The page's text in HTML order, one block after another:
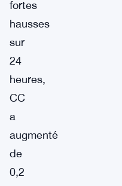
fortes
hausses
sur
24
heures,
CC
a
augmenté
de
0,2